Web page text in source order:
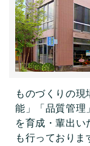
ものづくりの
能」「品質管理
を育成・輩出い
も行っておりま